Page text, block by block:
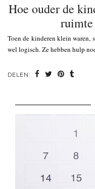
Hoe ouder de
Toen de kinderen klein waren,
wel logisch. Ze hebben hulp
DELEN: